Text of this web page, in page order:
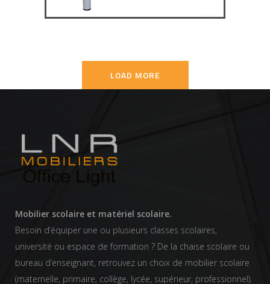
LOAD MORE
Mobilier scolaire et matériel scolaire.
Besoin d’équiper une ou plusieurs classes scolaires,
université ou espace de formation ? De la chaise scolaire ou
bureau d’enseignant, retrouvez un choix de mobilier scolaire
(maternelle, primaire, collège, lycée, supérieur, professionnel).